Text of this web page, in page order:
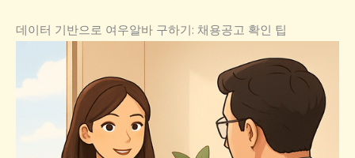
데이터 기반으로 여우알바 구하기: 채용공고 확인 팁